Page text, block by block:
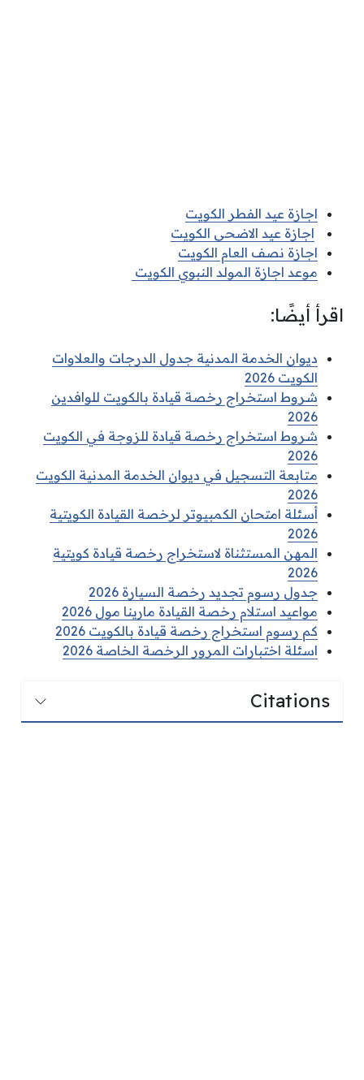
اجازة عيد الفطر الكويت
اجازة عيد الاضحى الكويت
اجازة نصف العام الكويت
موعد اجازة المولد النبوي الكويت
اقرأ أيضًا:
ديوان الخدمة المدنية جدول الدرجات والعلاوات
الكويت 2026
شروط استخراج رخصة قيادة بالكويت للوافدين
2026
شروط استخراج رخصة قيادة للزوجة في الكويت
2026
متابعة التسجيل في ديوان الخدمة المدنية الكويت
2026
أسئلة امتحان الكمبيوتر لرخصة القيادة الكويتية
2026
المهن المستثناة لاستخراج رخصة قيادة كويتية
2026
جدول رسوم تجديد رخصة السيارة 2026
مواعيد استلام رخصة القيادة مارينا مول 2026
كم رسوم استخراج رخصة قيادة بالكويت 2026
اسئلة اختبارات المرور الرخصة الخاصة 2026
Citations